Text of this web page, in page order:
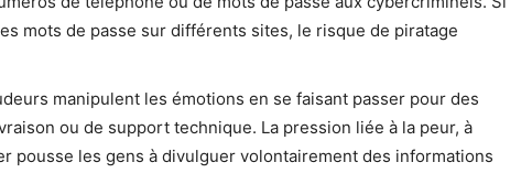
mots de passe sur différents sites, le risque de piratage
manipulent les émotions en se faisant passer pour des
ou de support technique. La pression liée à la peur, à
pousse les gens à divulguer volontairement des informations